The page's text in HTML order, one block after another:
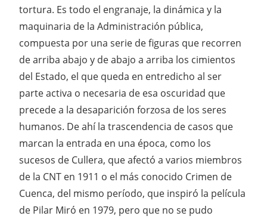
tortura. Es todo el engranaje, la dinámica y la
maquinaria de la Administración pública,
compuesta por una serie de figuras que recorren
de arriba abajo y de abajo a arriba los cimientos
del Estado, el que queda en entredicho al ser
parte activa o necesaria de esa oscuridad que
precede a la desaparición forzosa de los seres
humanos. De ahí la trascendencia de casos que
marcan la entrada en una época, como los
sucesos de Cullera, que afectó a varios miembros
de la CNT en 1911 o el más conocido Crimen de
Cuenca, del mismo período, que inspiró la película
de Pilar Miró en 1979, pero que no se pudo